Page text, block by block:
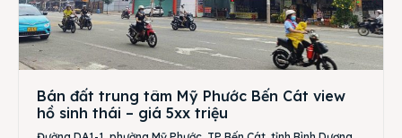
Bán đất trung tâm Mỹ Phước Bến Cát view
hồ sinh thái – giá 5xx triệu